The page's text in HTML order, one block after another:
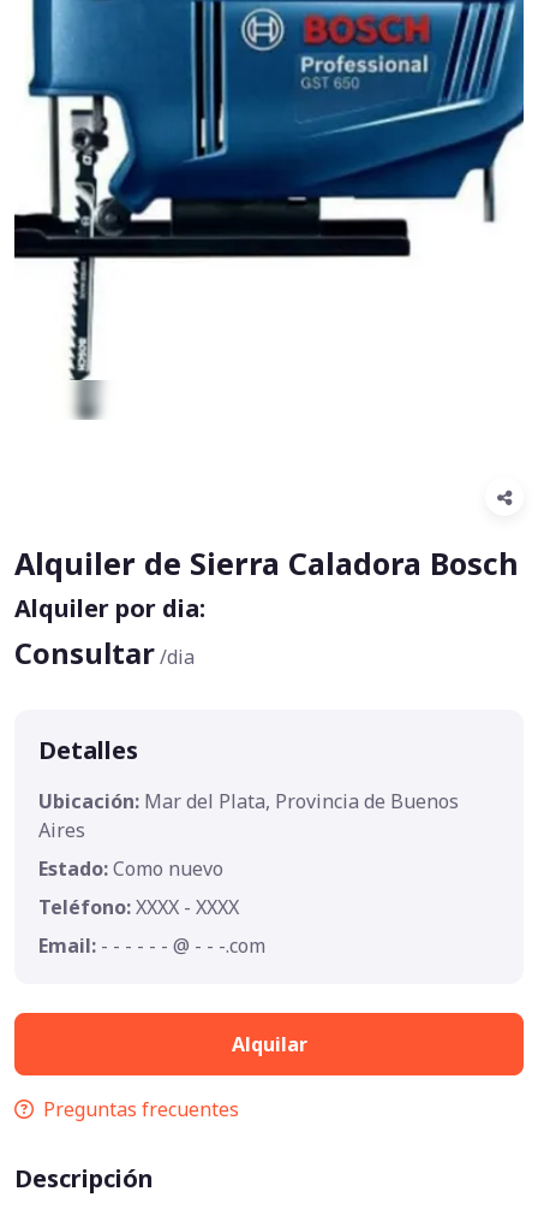
Alquiler de Sierra Caladora Bosch
Alquiler por dia:
Consultar/dia
Detalles
Ubicación: Mar del Plata, Provincia de Buenos
Aires
Estado:Como nuevo
Teléfono:XXXX - XXXX
Email: - - - - - - @ - - -.com
Alquilar
Preguntas frecuentes
Descripción